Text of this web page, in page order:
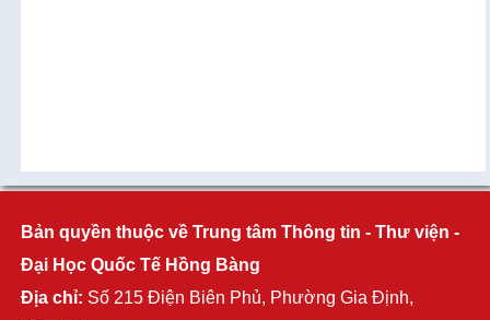
Bản quyền thuộc về Trung tâm Thông tin - Thư viện -
Đại Học Quốc Tế Hồng Bàng
Địa chỉ: Số 215 Điện Biên Phủ, Phường Gia Định,